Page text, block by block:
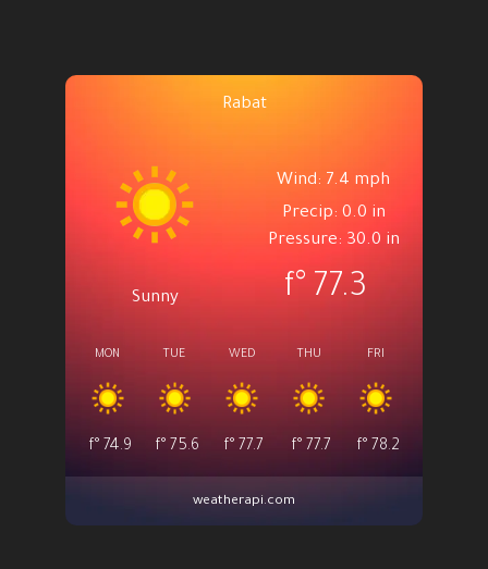
Rabat
Sunny
Wind: 7.4 mph
Precip: 0.0 in
Pressure: 30.0 in
77.3
°f
MON
74.9
°f
TUE
75.6
°f
WED
77.7
°f
THU
77.7
°f
FRI
78.2
°f
weatherapi.com